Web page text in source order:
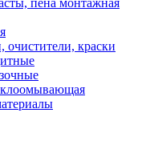
пена монтажная
очистители, краски